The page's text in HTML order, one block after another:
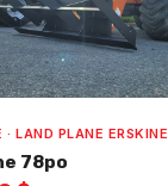
· LAND PLANE ERSKINE
78po